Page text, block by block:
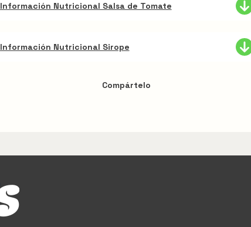
Información Nutricional Salsa de Tomate
Información Nutricional Sirope
Compártelo